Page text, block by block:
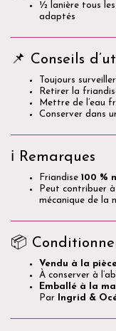
½ lanière tous
adaptés
📌 Conseils
Toujours
Retirer la
Mettre de l’eau
Conserver dans
ℹ️ Remarques
Friandise 100 %
Peut contribuer à
mécanique de la
📦
Vendu à la
À conserver à
Emballé à la
Par
Ingrid &